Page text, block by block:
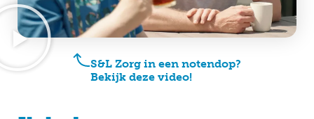
S&L Zorg in een notendop?
Bekijk deze video!